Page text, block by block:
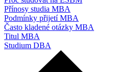
Přínosy studia MBA
Podmínky přijetí MBA
Často kladené otázky MBA
Titul MBA
Studium DBA